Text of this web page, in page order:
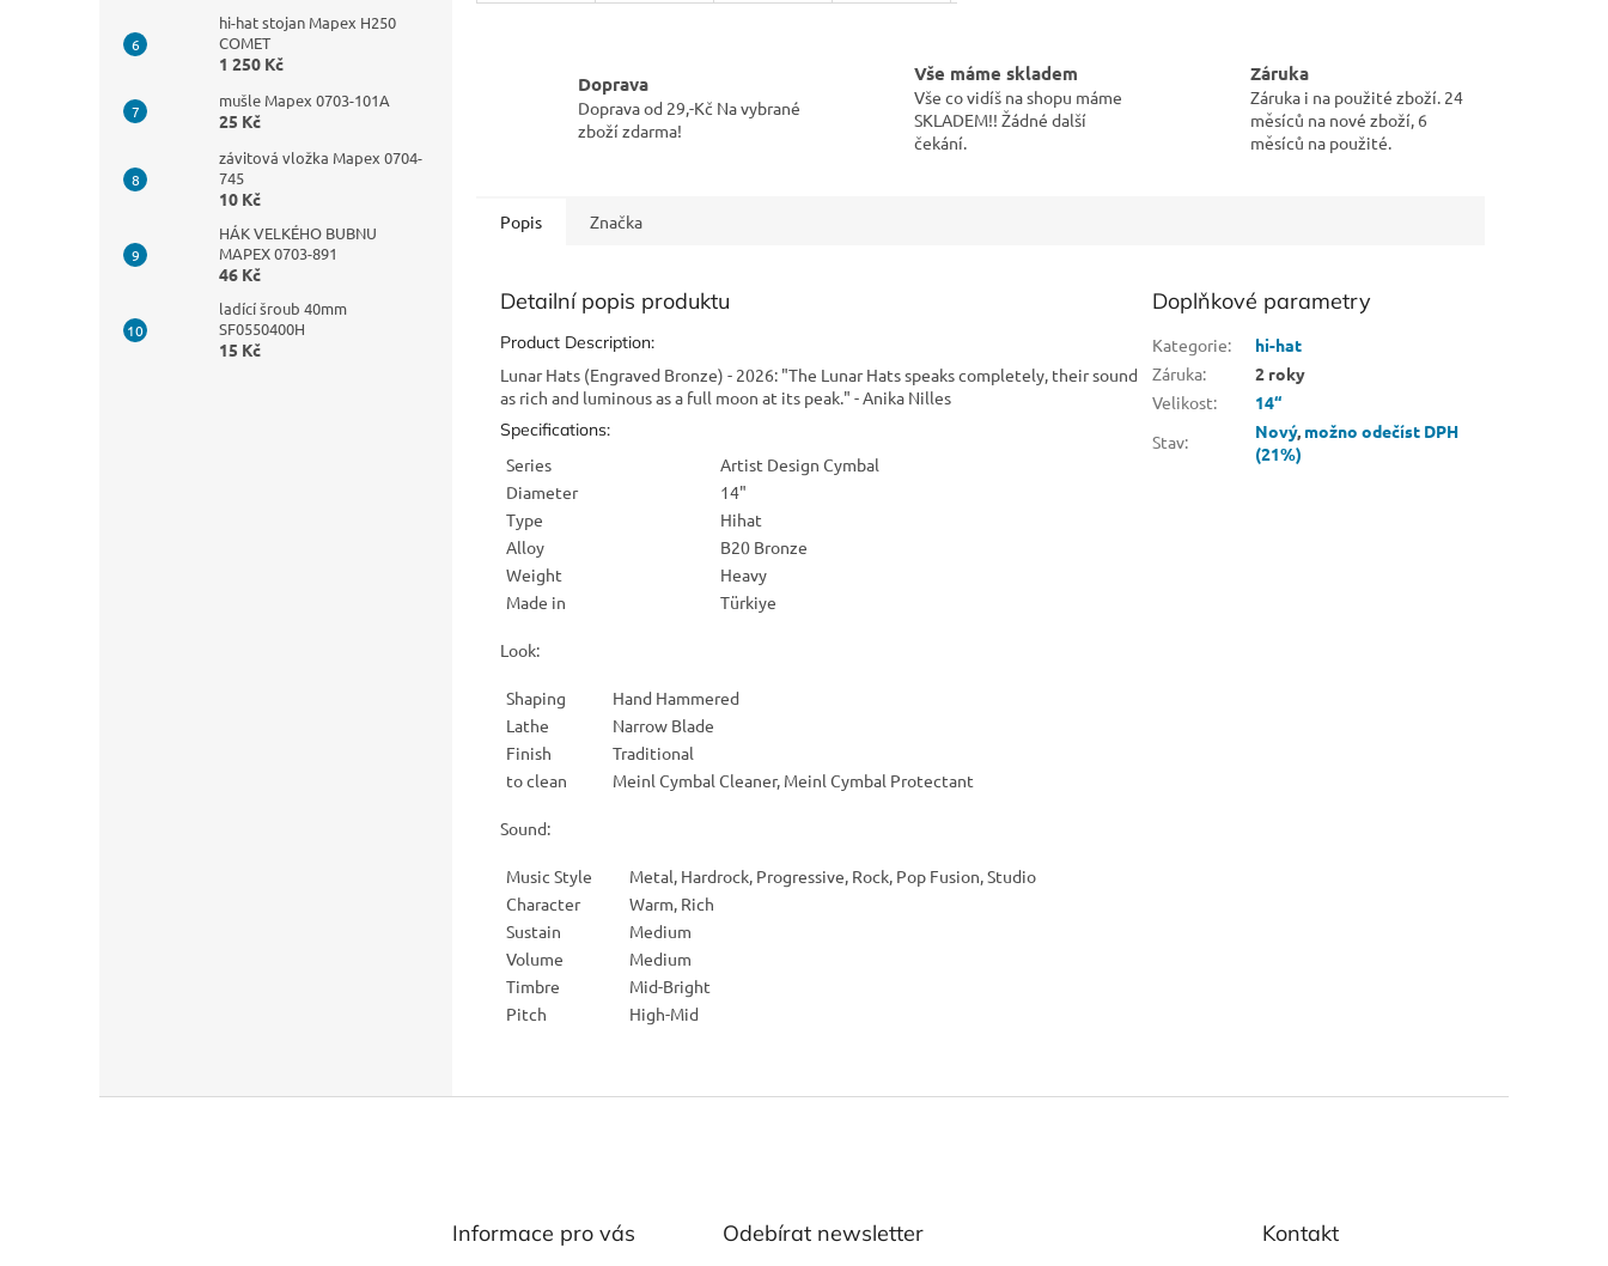
hi-hat stojan Mapex H250
COMET
1 250 Kč
mušle Mapex 0703-101A
25 Kč
závitová vložka Mapex 0704-
745
10 Kč
HÁK VELKÉHO BUBNU
MAPEX 0703-891
46 Kč
ladící šroub 40mm
SF0550400H
15 Kč
Doprava
Doprava od 29,-Kč Na vybrané
zboží zdarma!
Vše máme skladem
Vše co vidíš na shopu máme
SKLADEM!! Žádné další
čekání.
Záruka
Záruka i na použité zboží. 24
měsíců na nové zboží, 6
měsíců na použité.
Popis Značka
Detailní popis produktu
Product Description:
Lunar Hats (Engraved Bronze) - 2026: "The Lunar Hats speaks completely, their sound
as rich and luminous as a full moon at its peak." - Anika Nilles
Specifications:
Series
Artist Design Cymbal
Diameter
14"
Type
Hihat
Alloy
B20 Bronze
Weight
Heavy
Made in
Türkiye
Look:
Shaping
Hand Hammered
Lathe
Narrow Blade
Finish
Traditional
to clean
Meinl Cymbal Cleaner, Meinl Cymbal Protectant
Sound:
Music Style
Metal, Hardrock, Progressive, Rock, Pop Fusion, Studio
Character
Warm, Rich
Sustain
Medium
Volume
Medium
Timbre
Mid-Bright
Pitch
High-Mid
Doplňkové parametry
Kategorie:
hi-hat
Záruka:
2 roky
Velikost:
14“
Stav: Nový, možno odečíst DPH
(21%)
Informace pro vás Odebírat newsletter Kontakt